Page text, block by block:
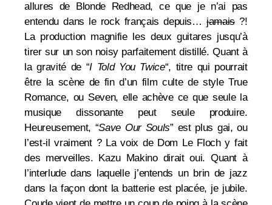
allures de Blonde Redhead, ce que je n’ai pas
entendu dans le rock français depuis…jamais ?!
La production magnifie les deux guitares jusqu’à
tirer sur un son noisy parfaitement distillé. Quant à
la gravité de “I Told You Twice“, titre qui pourrait
être la scène de fin d’un film culte de style True
Romance, ou Seven, elle achève ce que seule la
musique dissonante peut seule produire.
Heureusement, “Save Our Souls” est plus gai, ou
l’est-il vraiment ? La voix de Dom Le Floch y fait
des merveilles. Kazu Makino dirait oui. Quant à
l’interlude dans laquelle j’entends un brin de jazz
dans la façon dont la batterie est placée, je jubile.